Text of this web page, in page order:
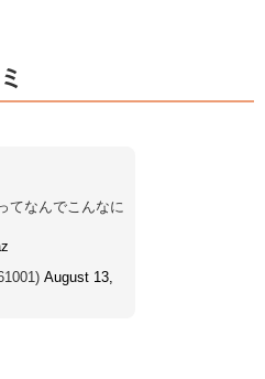
てなんでこんなに
August 13,